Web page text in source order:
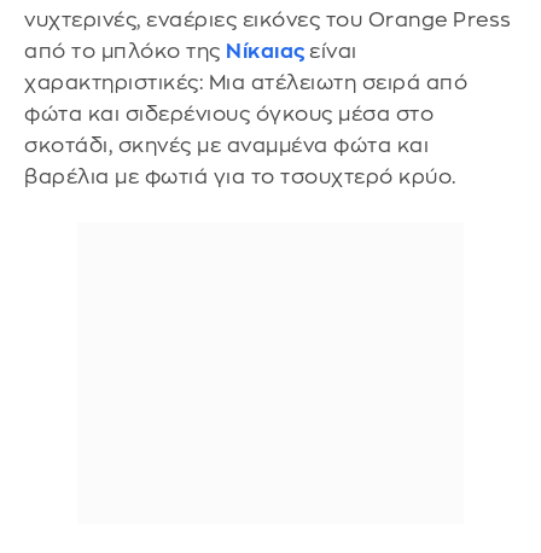
νυχτερινές, εναέριες εικόνες του Orange Press
από το μπλόκο της Νίκαιας είναι
χαρακτηριστικές: Μια ατέλειωτη σειρά από
φώτα και σιδερένιους όγκους μέσα στο
σκοτάδι, σκηνές με αναμμένα φώτα και
βαρέλια με φωτιά για το τσουχτερό κρύο.